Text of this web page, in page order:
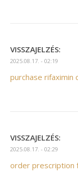
VISSZAJELZÉS:
2025.08.17. - 02:19
purchase rifaximin
VISSZAJELZÉS:
2025.08.17. - 02:29
order prescription